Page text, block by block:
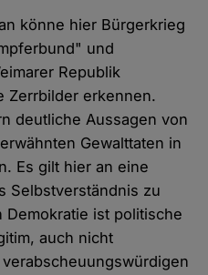
könne hier Bürgerkrieg
und
Republik
Zerrbilder erkennen.
deutliche Aussagen von
Gewalttaten in
Es gilt hier an eine
Selbstverständnis zu
ist politische
auch nicht